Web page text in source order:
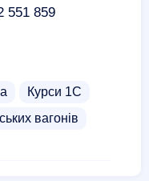
551 859
Курси 1С
вагонів